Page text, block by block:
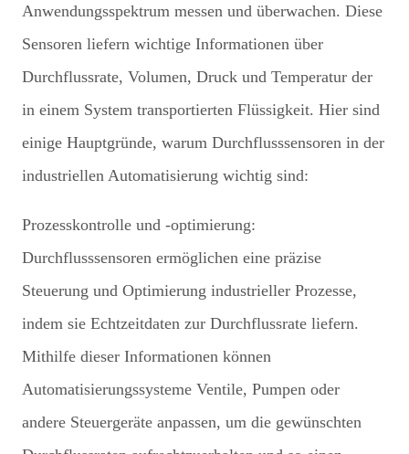
Anwendungsspektrum messen und überwachen. Diese
Sensoren liefern wichtige Informationen über
Durchflussrate, Volumen, Druck und Temperatur der
in einem System transportierten Flüssigkeit. Hier sind
einige Hauptgründe, warum Durchflusssensoren in der
industriellen Automatisierung wichtig sind:
Prozesskontrolle und -optimierung:
Durchflusssensoren ermöglichen eine präzise
Steuerung und Optimierung industrieller Prozesse,
indem sie Echtzeitdaten zur Durchflussrate liefern.
Mithilfe dieser Informationen können
Automatisierungssysteme Ventile, Pumpen oder
andere Steuergeräte anpassen, um die gewünschten